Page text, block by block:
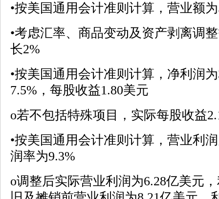
•按美国通用会计准则计算，营业额
•考虑汇率、商品变动及资产剥离调
长2%
•按美国通用会计准则计算，净利润
7.5%，每股收益1.80美元
o若不包括特殊项目，实际每股收益
•按美国通用会计准则计算，营业利
润率为9.3%
o调整后实际营业利润为6.28亿美元